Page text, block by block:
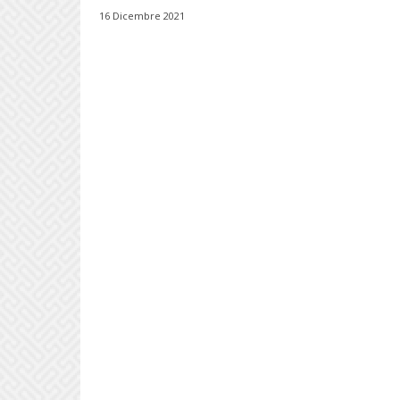
16 Dicembre 2021